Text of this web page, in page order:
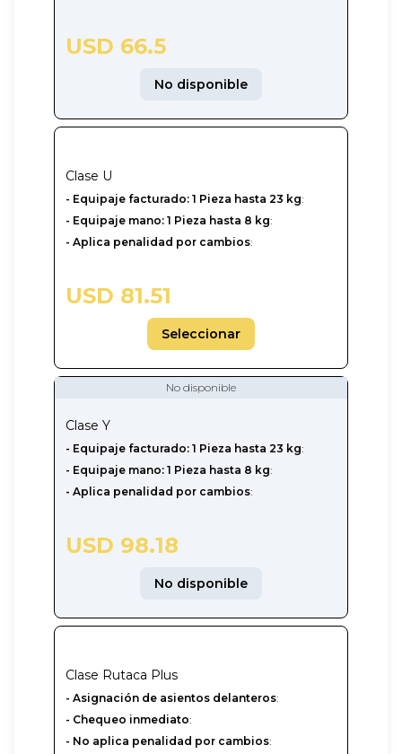
USD 66.5
No disponible
Clase U
-‎ Equipaje facturado: 1 Pieza hasta 23 kg:
- Equipaje mano: 1 Pieza hasta 8 kg:
- Aplica penalidad por cambios:
USD 81.51
Seleccionar
No disponible
Clase Y
-‎ Equipaje facturado: 1 Pieza hasta 23 kg:
- Equipaje mano: 1 Pieza hasta 8 kg:
- Aplica penalidad por cambios:
USD 98.18
No disponible
Clase Rutaca Plus
- Asignación de asientos delanteros:
- Chequeo inmediato:
- No aplica penalidad por cambios: